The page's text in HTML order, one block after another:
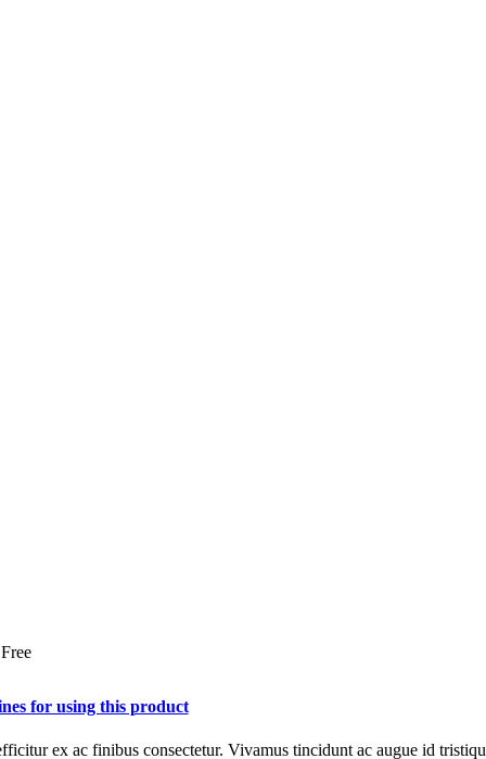
for using this product
ex ac finibus consectetur. Vivamus tincidunt ac augue id